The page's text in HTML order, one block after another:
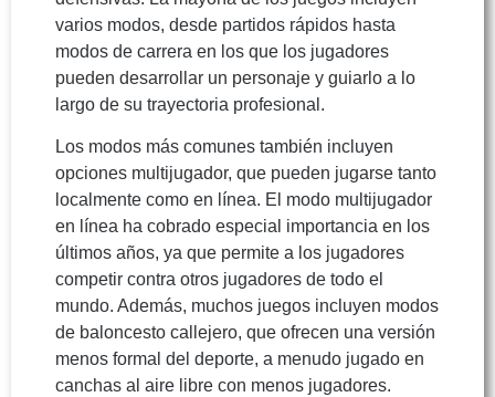
varios modos, desde partidos rápidos hasta
modos de carrera en los que los jugadores
pueden desarrollar un personaje y guiarlo a lo
largo de su trayectoria profesional.
Los modos más comunes también incluyen
opciones multijugador, que pueden jugarse tanto
localmente como en línea. El modo multijugador
en línea ha cobrado especial importancia en los
últimos años, ya que permite a los jugadores
competir contra otros jugadores de todo el
mundo. Además, muchos juegos incluyen modos
de baloncesto callejero, que ofrecen una versión
menos formal del deporte, a menudo jugado en
canchas al aire libre con menos jugadores.